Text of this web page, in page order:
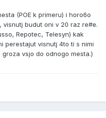
(POE k primeru) i horo6o
budut oni v 20 raz re#e.
Repotec, Telesyn) kak
perestajut visnutj 4to ti s nimi
vsjo do odnogo mesta.)